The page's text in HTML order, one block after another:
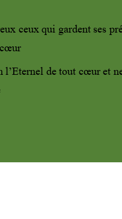
ceux qui gardent ses
l’Eternel de tout cœur et